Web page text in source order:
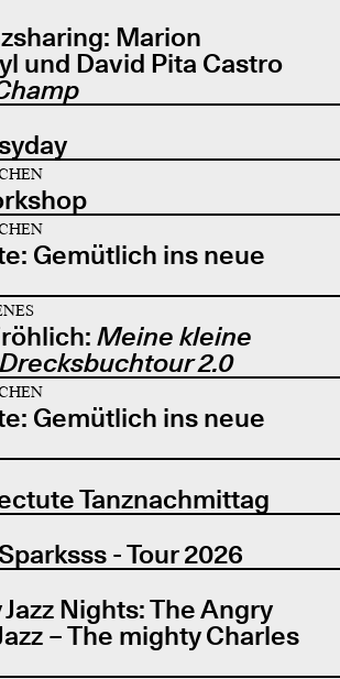
Marion
und David Pita Castro
Gemütlich ins neue
Meine kleine
2.0
Gemütlich ins neue
Tanznachmittag
- Tour 2026
Nights: The Angry
– The mighty Charles